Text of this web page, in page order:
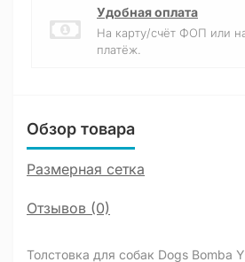
Удобная оплата
На карту/счёт ФОП или
платёж.
Обзор товара
Размерная сетка
Отзывов (0)
Толстовка для собак Dogs Bomba